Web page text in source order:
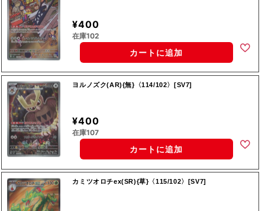
¥400
在庫102
カートに追加
ヨルノズク(AR){無}〈114/102〉[SV7]
¥400
在庫107
カートに追加
カミツオロチex(SR){草}〈115/102〉[SV7]